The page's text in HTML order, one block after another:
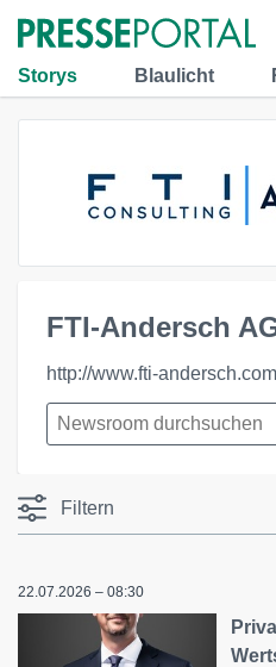
Storys Blaulicht
FTI-Andersch
http://www.fti-andersch.com
Filtern
22.07.2026 – 08:30